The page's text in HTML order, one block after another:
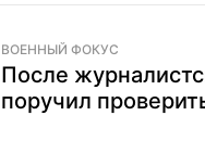
ВОЕННЫЙ ФОКУС
После
поручил